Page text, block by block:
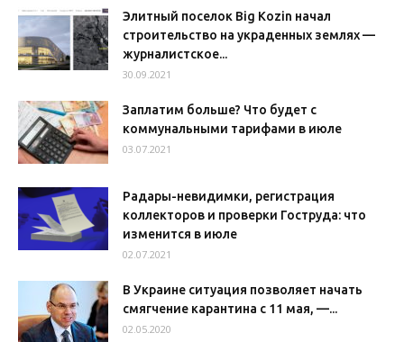
Элитный поселок Big Kozin начал
строительство на украденных землях —
журналистское...
30.09.2021
Заплатим больше? Что будет с
коммунальными тарифами в июле
03.07.2021
Радары-невидимки, регистрация
коллекторов и проверки Гоструда: что
изменится в июле
02.07.2021
В Украине ситуация позволяет начать
смягчение карантина с 11 мая, —...
02.05.2020